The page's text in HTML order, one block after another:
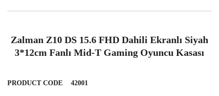
Zalman Z10 DS 15.6 FHD Dahili Ekranlı Siyah
3*12cm Fanlı Mid-T Gaming Oyuncu Kasası
PRODUCT CODE 42001